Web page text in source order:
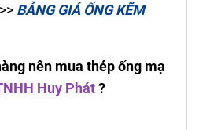
BẢNG GIÁ ỐNG KẼM
nên mua thép ống mạ
Huy Phát?